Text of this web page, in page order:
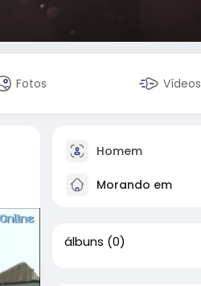
Fotos Vídeos
Homem
Morando em
álbuns (0)